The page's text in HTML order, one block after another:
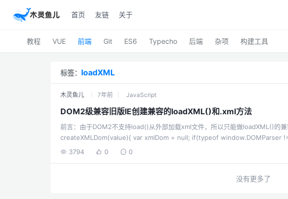
首页 友链 关于
教程 VUE 前端 Git ES6 Typecho 后端 杂项 构建工具
标签： loadXML
木灵鱼儿 7年前 JavaScript
DOM2级兼容旧版IE创建兼容的loadXML()和.xml方法
前言：由于DOM2不支持load()从外部加载xml文件，所以只能做loadXML()的
createXMLDom(value){ var xmlDom = null; if(typeof window.DOMParser != 'undefined') { xmlDom = (new
3794 0 0
没有更多了